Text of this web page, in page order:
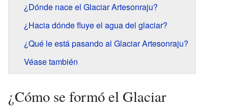
¿Dónde nace el Glaciar Artesonraju?
¿Hacia dónde fluye el agua del glaciar?
¿Qué le está pasando al Glaciar Artesonraju?
Véase también
¿Cómo se formó el Glaciar